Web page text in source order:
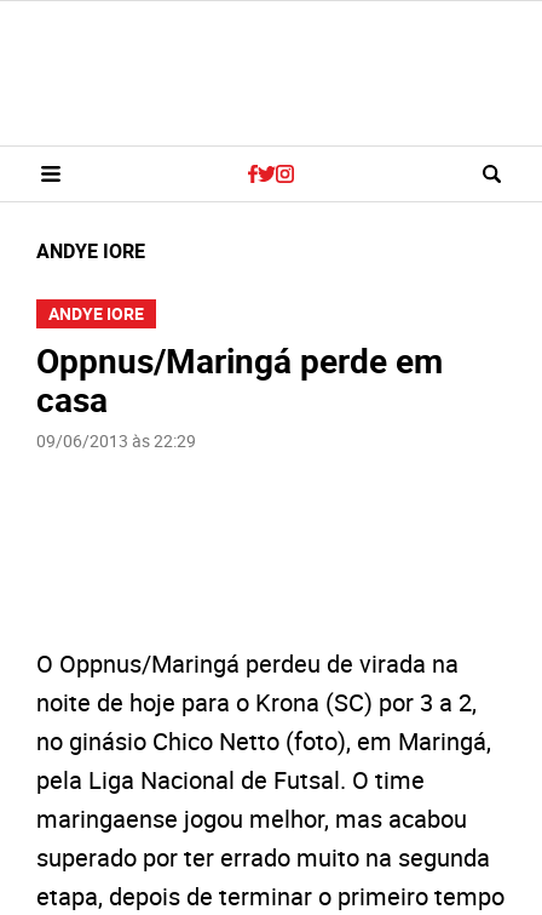
ANDYE IORE
ANDYE IORE
Oppnus/Maringá perde em
casa
09/06/2013 às 22:29
O Oppnus/Maringá perdeu de virada na
noite de hoje para o Krona (SC) por 3 a 2,
no ginásio Chico Netto (foto), em Maringá,
pela Liga Nacional de Futsal. O time
maringaense jogou melhor, mas acabou
superado por ter errado muito na segunda
etapa, depois de terminar o primeiro tempo